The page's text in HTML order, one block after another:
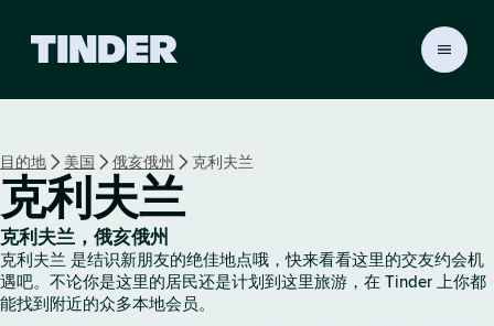
r
首
页
目的地 美国 俄亥俄州 克利夫兰
克利夫兰
克利夫兰，俄亥俄州
克利夫兰 是结识新朋友的绝佳地点哦，快来看看这里的交友约会机
遇吧。不论你是这里的居民还是计划到这里旅游，在 Tinder 上你都
能找到附近的众多本地会员。